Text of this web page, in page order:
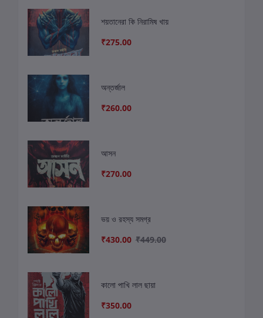
শয়তানেরা কি নিরামিষ খায়
₹275.00
অন্তর্জাল
₹260.00
আসন
₹270.00
ভয় ও রহস্য সমগ্র
₹430.00 ₹449.00
কালো পাখি লাল ছায়া
₹350.00